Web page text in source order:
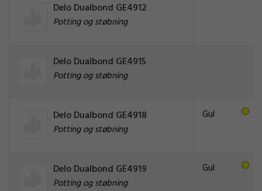
Delo Dualbond GE4912
Potting og støbning
Delo Dualbond GE4915
Potting og støbning
Delo Dualbond GE4918
Potting og støbning
Gul
Delo Dualbond GE4919
Potting og støbning
Gul